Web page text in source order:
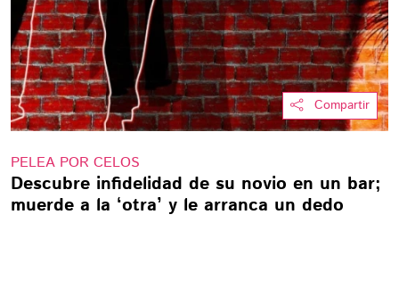
Compartir
PELEA POR CELOS
Descubre infidelidad de su novio en un bar;
muerde a la ‘otra’ y le arranca un dedo